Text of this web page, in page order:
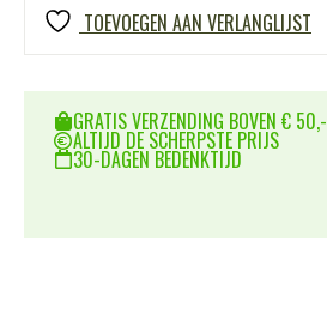
TOEVOEGEN AAN VERLANGLIJST
GRATIS VERZENDING BOVEN € 50,-
ALTIJD DE SCHERPSTE PRIJS
30-DAGEN BEDENKTIJD